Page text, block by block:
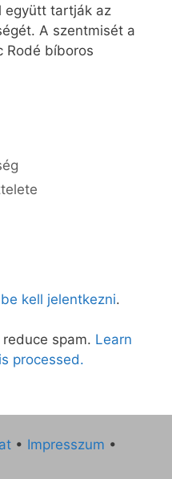
együtt tartják az
A szentmisét a
Rodé bíboros
be kell jelentkezni.
spam. Learn
processed.
• Impresszum •